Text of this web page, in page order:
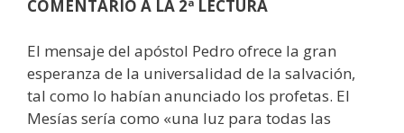
COMENTARIO A LA 2ª LECTURA
El mensaje del apóstol Pedro ofrece la gran
esperanza de la universalidad de la salvación,
tal como lo habían anunciado los profetas. El
Mesías sería como «una luz para todas las